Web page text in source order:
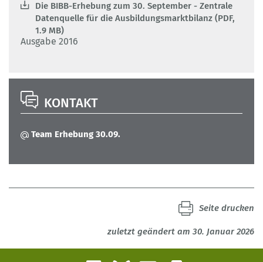
Die BIBB-Erhebung zum 30. September - Zentrale
Datenquelle für die Ausbildungsmarktbilanz (PDF,
1.9 MB)
Ausgabe 2016
KONTAKT
Team Erhebung 30.09.
zuletzt geändert am 30. Januar 2026
Seite drucken